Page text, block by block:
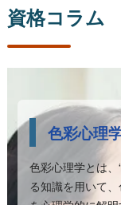
資格コラム
色彩心理
色彩心理学とは
る知識を用いて